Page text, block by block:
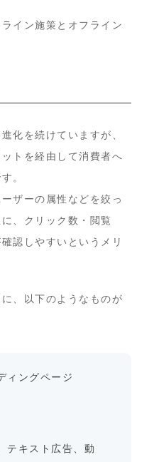
イン施策とオフライン
化を続けていますが、
トを経由して消費者へ
。
ザーの属性などを絞っ
、クリック数・閲覧
認しやすいというメリ
、以下のようなものが
ィングページ
テキスト広告、動